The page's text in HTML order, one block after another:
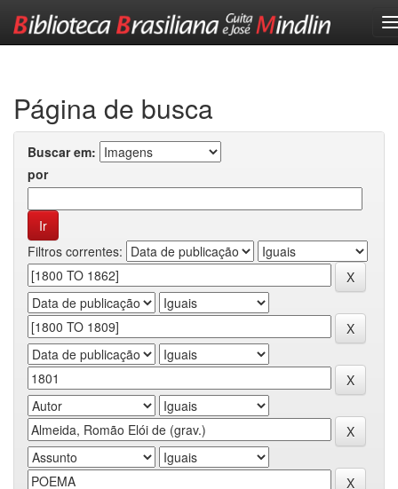
Página de busca
Buscar em:
por
Filtros correntes: